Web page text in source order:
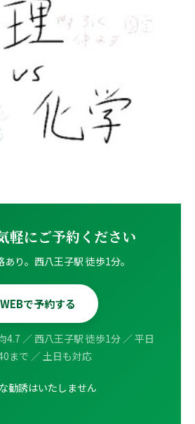
軽にご予約ください
り。西八王子駅 徒歩1分。
WEBで予約する
4.7 ／ 西八王子駅 徒歩1分 ／ 平日
まで ／ 土日も対応
勧誘はいたしません